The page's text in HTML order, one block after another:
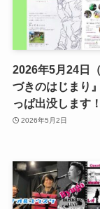
2026年5月24日
づきのはじまり
っぱ出没します！
2026年5月2日